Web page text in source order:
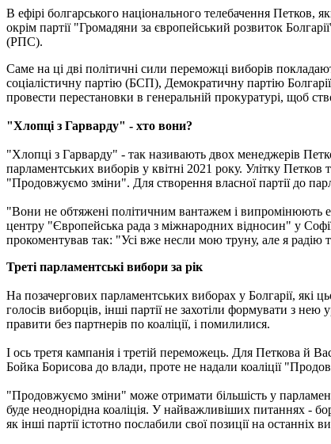
В ефірі болгарського національного телебачення Петков,
окрім партії "Громадяни за європейський розвиток
(РПС).
Саме на ці дві політичні сили переможці виборів
соціалістичну партію (БСП), Демократичну партію
провести перестановки в генеральній прокуратурі, щоб
"Хлопці з Гарварду" - хто вони?
"Хлопці з Гарварду" - так називають двох менеджерів
парламентських виборів у квітні 2021 року. Улітку
"Продовжуємо зміни". Для створення власної партії до
"Вони не обтяжені політичним вантажем і випромінюють
центру "Європейська рада з міжнародних відносин" у
прокоментував так: "Усі вже несли мою труну, але я
Треті парламентські вибори за рік
На позачергових парламентських виборах у Болгарії, які
голосів виборців, інші партії не захотіли формувати з
правити без партнерів по коаліції, і помилилися.
І ось третя кампанія і третій переможець. Для Петкова й
Бойка Борисова до влади, проте не надали коаліції
"Продовжуємо зміни" може отримати більшість у
буде неоднорідна коаліція. У найважливіших питаннях -
як інші партії істотно послабили свої позиції на